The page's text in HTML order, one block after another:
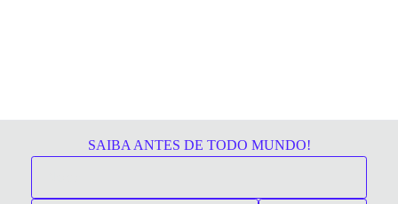
SAIBA ANTES DE TODO MUNDO!